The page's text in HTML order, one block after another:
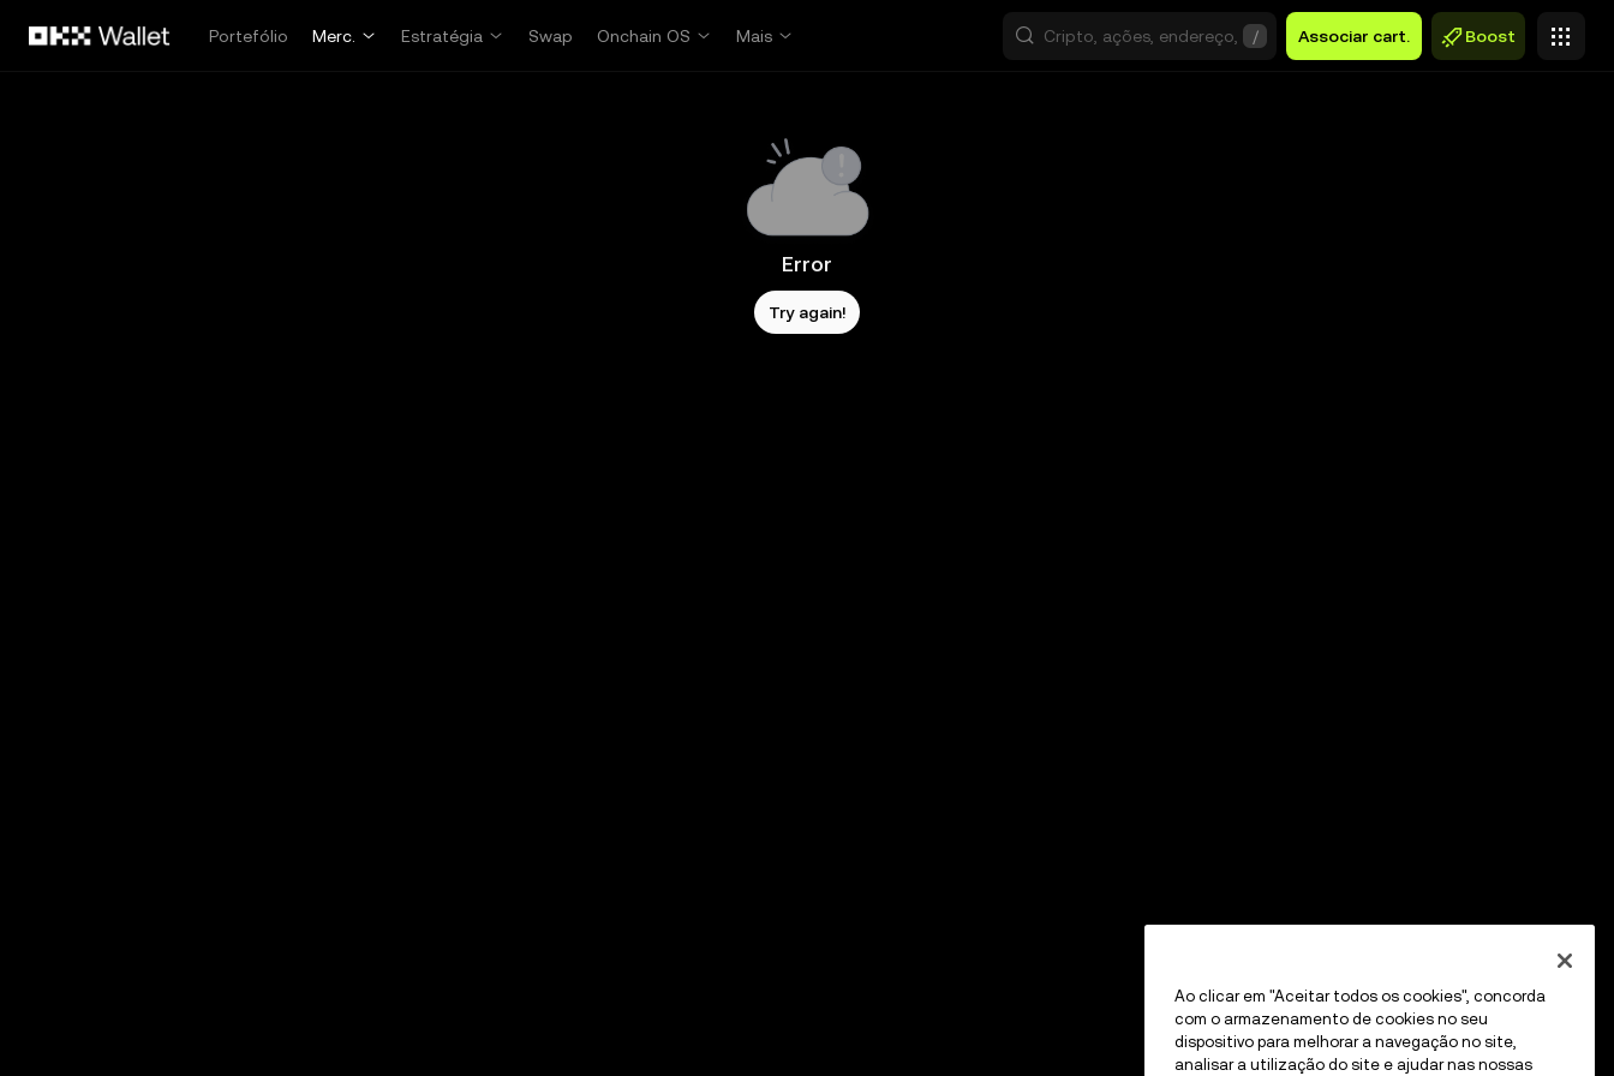
Portefólio
Merc. Estratégia Swap Onchain OS Mais / Associar cart. Boost
Error
Try again!
Ao clicar em "Aceitar todos os cookies", concorda
com o armazenamento de cookies no seu
dispositivo para melhorar a navegação no site,
analisar a utilização do site e ajudar nas nossas